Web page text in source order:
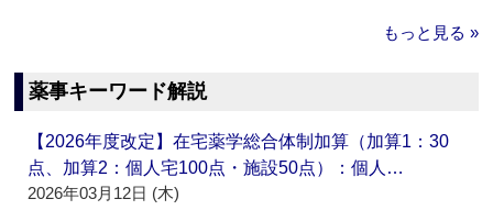
もっと見る »
薬事キーワード解説
【2026年度改定】在宅薬学総合体制加算（加算1：30
点、加算2：個人宅100点・施設50点）：個人…
2026年03月12日 (木)